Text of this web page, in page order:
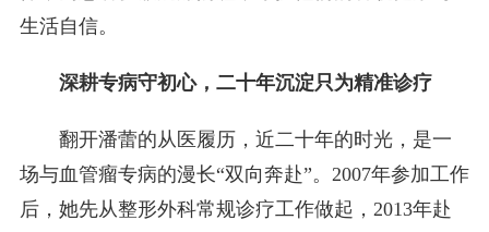
生活自信。
深耕专病守初心，二十年沉淀只为精准诊疗
翻开潘蕾的从医履历，近二十年的时光，是一
场与血管瘤专病的漫长“双向奔赴”。2007年参加工作
后，她先从整形外科常规诊疗工作做起，2013年赴